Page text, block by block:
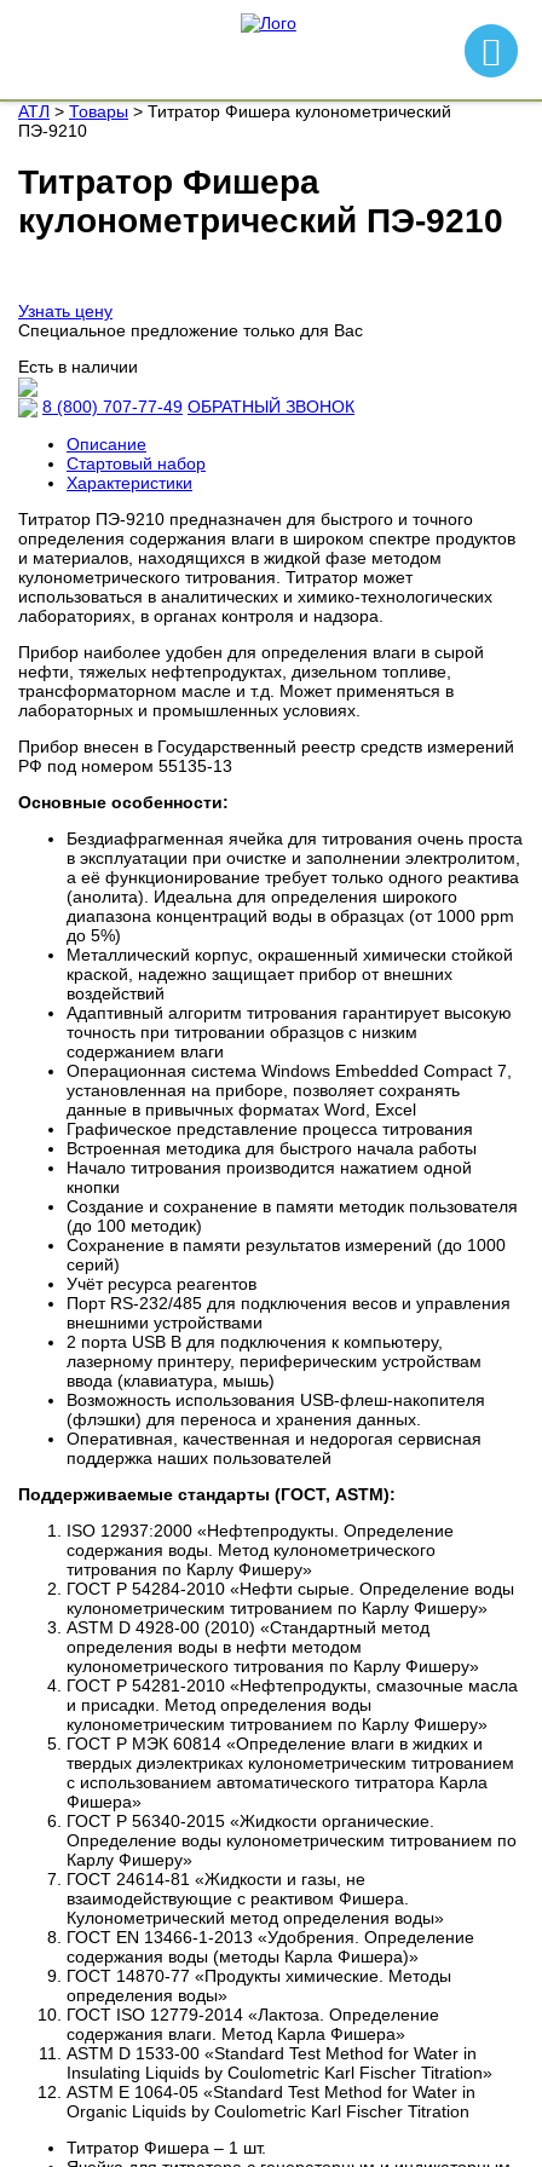
АТЛ > Товары > Титратор Фишера кулонометрический
ПЭ-9210
Титратор Фишера
кулонометрический ПЭ-9210
Узнать цену
Cпециальное предложение только для Вас
Eсть в наличии
8 (800) 707-77-49 ОБРАТНЫЙ ЗВОНОК
Описание
Стартовый набор
Характеристики
Титратор ПЭ-9210 предназначен для быстрого и точного
определения содержания влаги в широком спектре продуктов
и материалов, находящихся в жидкой фазе методом
кулонометрического титрования. Титратор может
использоваться в аналитических и химико-технологических
лабораториях, в органах контроля и надзора.
Прибор наиболее удобен для определения влаги в сырой
нефти, тяжелых нефтепродуктах, дизельном топливе,
трансформаторном масле и т.д. Может применяться в
лабораторных и промышленных условиях.
Прибор внесен в Государственный реестр средств измерений
РФ под номером 55135-13
Основные особенности:
Бездиафрагменная ячейка для титрования очень проста
в эксплуатации при очистке и заполнении электролитом,
а её функционирование требует только одного реактива
(анолита). Идеальна для определения широкого
диапазона концентраций воды в образцах (от 1000 ppm
до 5%)
Металлический корпус, окрашенный химически стойкой
краской, надежно защищает прибор от внешних
воздействий
Адаптивный алгоритм титрования гарантирует высокую
точность при титровании образцов с низким
содержанием влаги
Операционная система Windows Embedded Compact 7,
установленная на приборе, позволяет сохранять
данные в привычных форматах Word, Excel
Графическое представление процесса титрования
Встроенная методика для быстрого начала работы
Начало титрования производится нажатием одной
кнопки
Создание и сохранение в памяти методик пользователя
(до 100 методик)
Сохранение в памяти результатов измерений (до 1000
серий)
Учёт ресурса реагентов
Порт RS-232/485 для подключения весов и управления
внешними устройствами
2 порта USB B для подключения к компьютеру,
лазерному принтеру, периферическим устройствам
ввода (клавиатура, мышь)
Возможность использования USB-флеш-накопителя
(флэшки) для переноса и хранения данных.
Оперативная, качественная и недорогая сервисная
поддержка наших пользователей
Поддерживаемые стандарты (ГОСТ, ASTM):
ISO 12937:2000 «Нефтепродукты. Определение
содержания воды. Метод кулонометрического
титрования по Карлу Фишеру»
ГОСТ Р 54284-2010 «Нефти сырые. Определение воды
кулонометрическим титрованием по Карлу Фишеру»
ASTM D 4928-00 (2010) «Стандартный метод
определения воды в нефти методом
кулонометрического титрования по Карлу Фишеру»
ГОСТ Р 54281-2010 «Нефтепродукты, смазочные масла
и присадки. Метод определения воды
кулонометрическим титрованием по Карлу Фишеру»
ГОСТ Р МЭК 60814 «Определение влаги в жидких и
твердых диэлектриках кулонометрическим титрованием
с использованием автоматического титратора Карла
Фишера»
ГОСТ Р 56340-2015 «Жидкости органические.
Определение воды кулонометрическим титрованием по
Карлу Фишеру»
ГОСТ 24614-81 «Жидкости и газы, не
взаимодействующие с реактивом Фишера.
Кулонометрический метод определения воды»
ГОСТ EN 13466-1-2013 «Удобрения. Определение
содержания воды (методы Карла Фишера)»
ГОСТ 14870-77 «Продукты химические. Методы
определения воды»
ГОСТ ISO 12779-2014 «Лактоза. Определение
содержания влаги. Метод Карла Фишера»
ASTM D 1533-00 «Standard Test Method for Water in
Insulating Liquids by Coulometric Karl Fischer Titration»
ASTM E 1064-05 «Standard Test Method for Water in
Organic Liquids by Coulometric Karl Fischer Titration
Титратор Фишера – 1 шт.